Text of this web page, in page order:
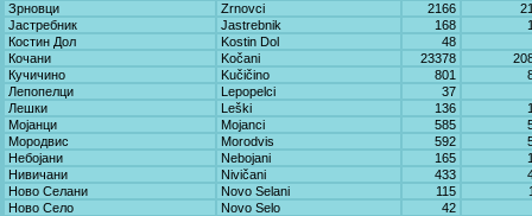
Зрновци
Zrnovci 2166
Јастребник
Јastrebnik 168
Костин Дол
Kostin Dol
48
Кочани
Kočani 23378
Кучичино
Kučičino 801
Лепопелци
Lepopelci
37
Лешки
Leški 136
Мојанци
Mojanci 585
Мородвис
Morodvis 592
Небојани
Nebojani 165
Нивичани
Nivičani 433
Ново Селани
Novo Selani 115
Ново Село
Novo Selo
42